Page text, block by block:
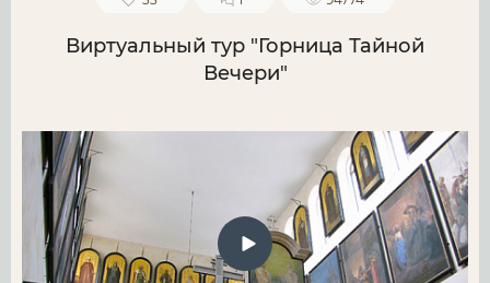
Виртуальный тур "Горница Тайной
Вечери"